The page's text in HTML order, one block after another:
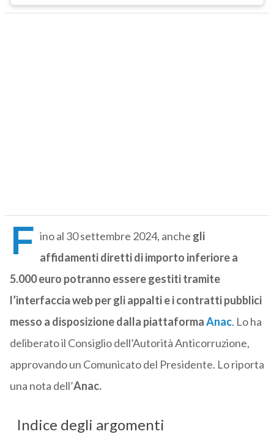
F ino al 30 settembre 2024, anche gli
affidamenti diretti di importo inferiore a
5.000 euro potranno essere gestiti tramite
l’interfaccia web per gli appalti e i contratti pubblici
messo a disposizione dalla piattaformaAnac. Lo ha
deliberato il Consiglio dell’Autorità Anticorruzione,
approvando un Comunicato del Presidente. Lo riporta
una nota dell’Anac.
Indice degli argomenti